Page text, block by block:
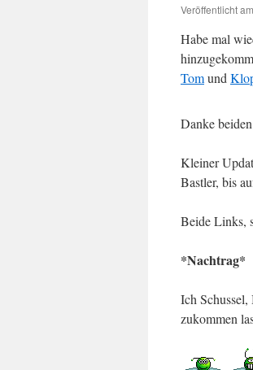
Veröffentlicht am
Habe mal
Tomund
Danke
Kleiner
Bastler, bis
Beide Links,
*Nachtrag*
Ich
zukommen